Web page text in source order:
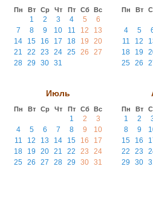
Пн Вт Ср Чт Пт Сб Вс
1 2 3 4 5
6
7
8 9 10 11 12
13
14
15 16 17 18 19
20
21
22 23 24 25 26
27
28 29 30 31
Пн Вт
4
5
11
12
18
19
25
26
Июль
Пн Вт Ср Чт Пт Сб Вс
1 2
3
4
5 6 7 8 9
10
11
12 13 14 15 16
17
18
19 20 21 22 23
24
25
26 27 28 29 30 31
Пн Вт
1 2
8
9
15
16
22
23
29
30